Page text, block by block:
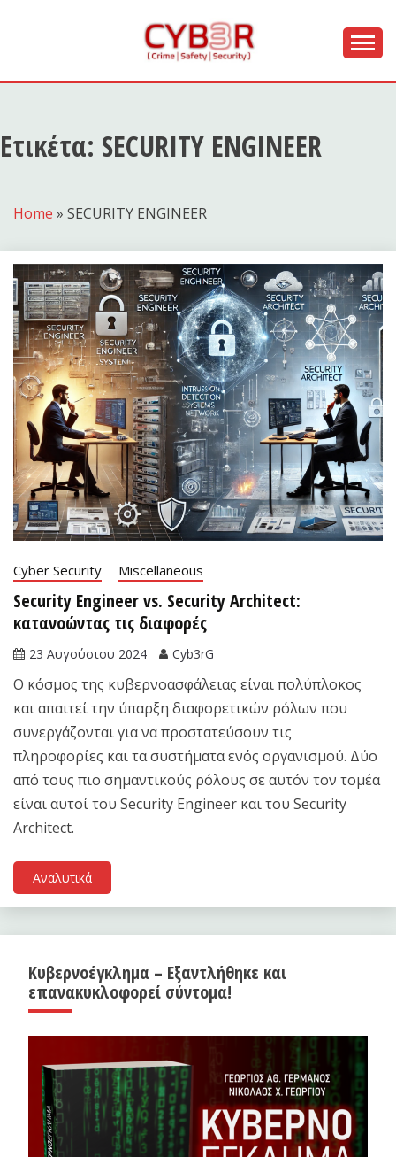
CYB3R
Ετικέτα: SECURITY ENGINEER
Home » SECURITY ENGINEER
Cyber Security Miscellaneous
Security Engineer vs. Security Architect:
κατανοώντας τις διαφορές
23 Αυγούστου 2024 Cyb3rG
Ο κόσμος της κυβερνοασφάλειας είναι πολύπλοκος
και απαιτεί την ύπαρξη διαφορετικών ρόλων που
συνεργάζονται για να προστατεύσουν τις
πληροφορίες και τα συστήματα ενός οργανισμού. Δύο
από τους πιο σημαντικούς ρόλους σε αυτόν τον τομέα
είναι αυτοί του Security Engineer και του Security
Architect.
Αναλυτικά
Κυβερνοέγκλημα – Εξαντλήθηκε και
επανακυκλοφορεί σύντομα!